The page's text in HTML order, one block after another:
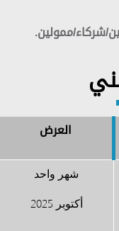
شركاء/ممولين.
العرض
شهر واحد
أكتوبر 2025